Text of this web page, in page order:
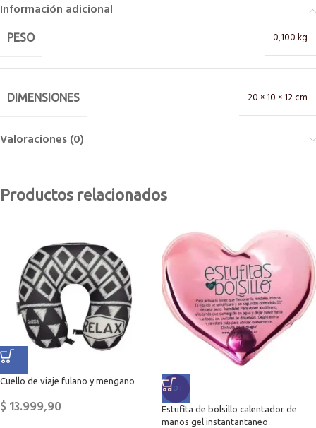
Información adicional
PESO 0,100 kg
DIMENSIONES 20 × 10 × 12 cm
Valoraciones (0)
Productos relacionados
Cuello de viaje fulano y mengano
$13.999,90
HOT
Estufita de bolsillo calentador de
manos gel instantantaneo